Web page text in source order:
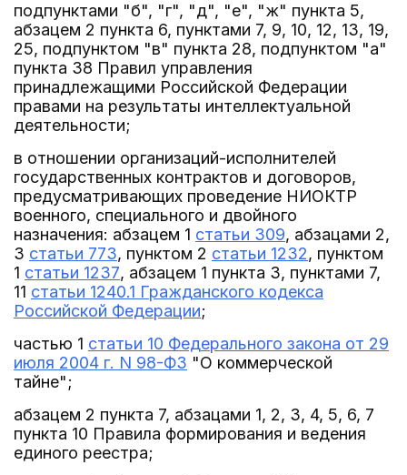
подпунктами "б", "г", "д", "е", "ж" пункта 5,
абзацем 2 пункта 6, пунктами 7, 9, 10, 12, 13, 19,
25, подпунктом "в" пункта 28, подпунктом "а"
пункта 38 Правил управления
принадлежащими Российской Федерации
правами на результаты интеллектуальной
деятельности;
в отношении организаций-исполнителей
государственных контрактов и договоров,
предусматривающих проведение НИОКТР
военного, специального и двойного
назначения: абзацем 1 статьи 309, абзацами 2,
3 статьи 773, пунктом 2 статьи 1232, пунктом
1 статьи 1237, абзацем 1 пункта 3, пунктами 7,
11 статьи 1240.1 Гражданского кодекса
Российской Федерации;
частью 1 статьи 10 Федерального закона от 29
июля 2004 г. N 98-ФЗ "О коммерческой
тайне";
абзацем 2 пункта 7, абзацами 1, 2, 3, 4, 5, 6, 7
пункта 10 Правила формирования и ведения
единого реестра;